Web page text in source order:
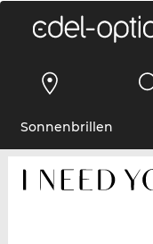
Sonnenbrillen